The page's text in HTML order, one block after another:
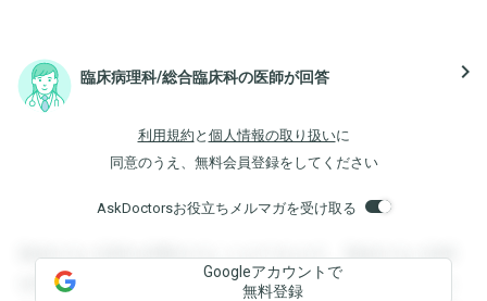
臨床病理科/総合臨床科の医師が回答 navigate_next
利用規約 と 個人情報の取り扱いに
同意のうえ、無料会員登録をしてください
AskDoctorsお役立ちメルマガを受け取る
登録すると回答を閲覧することができます。登録すると回答
を閲覧することができます。登録すると回答を閲覧すること
Googleアカウントで
無料登録